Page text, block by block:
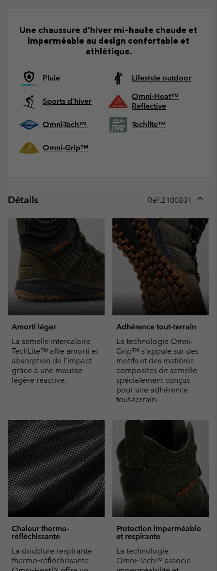
Une chaussure d’hiver mi-haute chaude et
imperméable au design confortable et
athlétique.
Pluie Lifestyle outdoor
Sports d’hiver
Omni-Heat™
Reflective
Omni-Tech™
Techlite™
Omni-Grip™
Détails Réf.2100831
or
Amorti léger
La semelle intercalaire
TechLite™ allie amorti et
absorption de l'impact
grâce à une mousse
légère réactive.
Adhérence tout-terrain
La technologie Omni-
Grip™ s'appuie sur des
motifs et des matières
composites de semelle
spécialement conçus
pour une adhérence
tout-terrain.
Chaleur thermo-
réfléchissante
La doublure respirante
thermo‑réfléchissante
Protection imperméable
et respirante
La technologie
Omni‑Tech™ associe